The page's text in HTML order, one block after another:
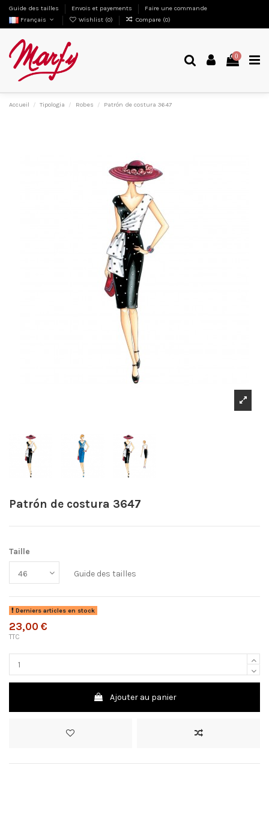
Guide des tailles Envois et payements
Faire une commande
Français
Wishlist (0) Compare (0)
0
Accueil Tipologia Robes Patrón de costura 3647
Patrón de costura 3647
Taille
Guide des tailles
Derniers articles en stock
23,00 €
TTC
Ajouter au panier